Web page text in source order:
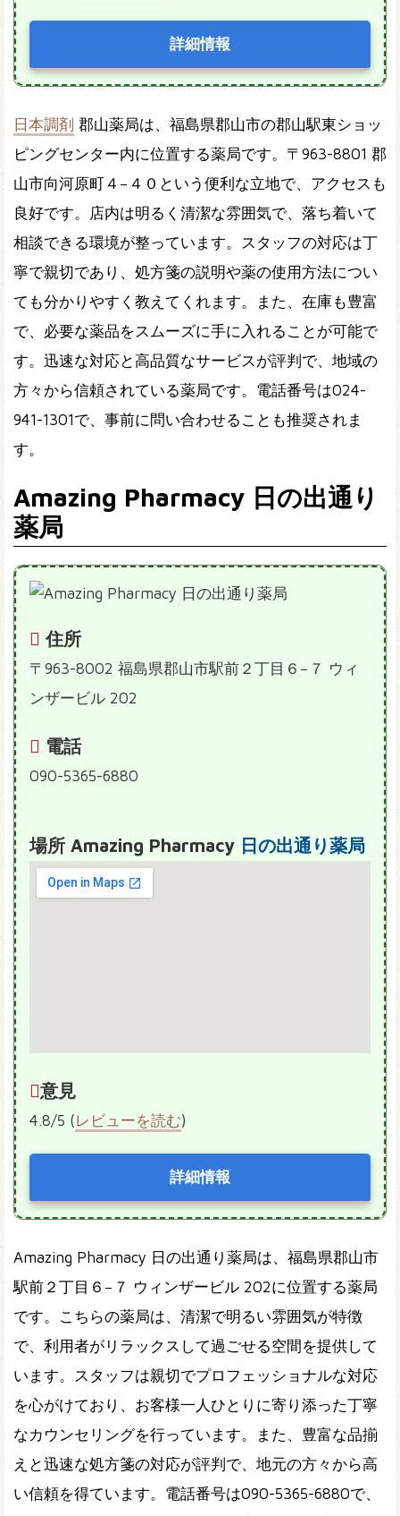
詳細情報
日本調剤 郡山薬局は、福島県郡山市の郡山駅東ショッ
ピングセンター内に位置する薬局です。〒963-8801 郡
山市向河原町４−４０という便利な立地で、アクセスも
良好です。店内は明るく清潔な雰囲気で、落ち着いて
相談できる環境が整っています。スタッフの対応は丁
寧で親切であり、処方箋の説明や薬の使用方法につい
ても分かりやすく教えてくれます。また、在庫も豊富
で、必要な薬品をスムーズに手に入れることが可能で
す。迅速な対応と高品質なサービスが評判で、地域の
方々から信頼されている薬局です。電話番号は024-
941-1301で、事前に問い合わせることも推奨されま
す。
Amazing Pharmacy 日の出通り
薬局
住所
〒963-8002 福島県郡山市駅前２丁目６−７ ウィ
ンザービル 202
電話
090-5365-6880
場所 Amazing Pharmacy 日の出通り薬局
意見
4.8/5 (レビューを読む)
詳細情報
Amazing Pharmacy 日の出通り薬局は、福島県郡山市
駅前２丁目６−７ ウィンザービル 202に位置する薬局
です。こちらの薬局は、清潔で明るい雰囲気が特徴
で、利用者がリラックスして過ごせる空間を提供して
います。スタッフは親切でプロフェッショナルな対応
を心がけており、お客様一人ひとりに寄り添った丁寧
なカウンセリングを行っています。また、豊富な品揃
えと迅速な処方箋の対応が評判で、地元の方々から高
い信頼を得ています。電話番号は090-5365-6880で、